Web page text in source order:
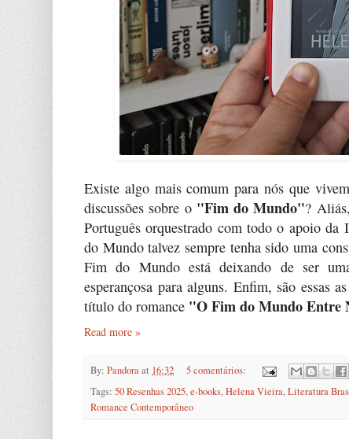
Existe algo mais comum para nós que
discussões sobre o "Fim do Mundo"?
Português orquestrado com todo o apoio
do Mundo talvez sempre tenha sido uma
Fim do Mundo está deixando de ser
esperançosa para alguns. Enfim, são essas
título do romance "O Fim do Mundo Entre
Read more »
By: Pandoraat 16:32
5 comentários:
Tags: 50 Resenhas 2025,e-books,Helena Vieira,Literatura
Romance Contemporâneo